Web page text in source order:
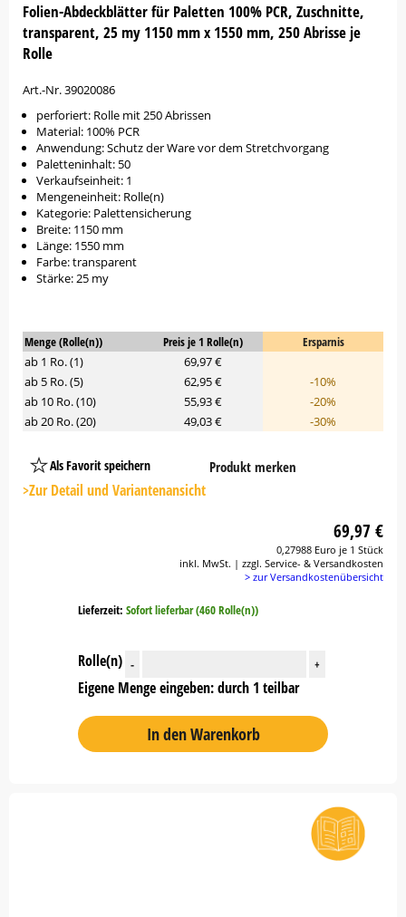
Folien-Abdeckblätter für Paletten 100% PCR, Zuschnitte,
transparent, 25 my 1150 mm x 1550 mm, 250 Abrisse je
Rolle
Art.-Nr. 39020086
perforiert: Rolle mit 250 Abrissen
Material: 100% PCR
Anwendung: Schutz der Ware vor dem Stretchvorgang
Paletteninhalt: 50
Verkaufseinheit: 1
Mengeneinheit: Rolle(n)
Kategorie: Palettensicherung
Breite: 1150 mm
Länge: 1550 mm
Farbe: transparent
Stärke: 25 my
Menge (Rolle(n)) Preis je 1 Rolle(n)
Ersparnis
ab 1 Ro. (1)
69,97 €
ab 5 Ro. (5)
62,95 €
-10%
ab 10 Ro. (10)
55,93 €
-20%
ab 20 Ro. (20)
49,03 € -30%
Als Favorit speichern
Platzhalter
Button
Produkt merken
>Zur Detail und Variantenansicht
69,97 €
0,27988 Euro je 1 Stück
inkl. MwSt. | zzgl. Service- & Versandkosten
> zur Versandkostenübersicht
Lieferzeit: Sofort lieferbar (460 Rolle(n))
Rolle(n) - +
Eigene Menge eingeben: durch 1 teilbar
In den Warenkorb